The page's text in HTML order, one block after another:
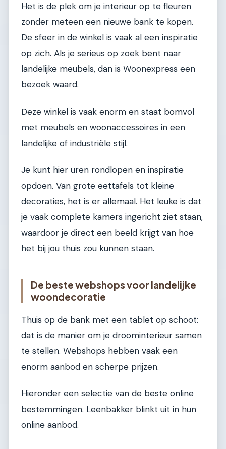
Het is de plek om je interieur op te fleuren
zonder meteen een nieuwe bank te kopen.
De sfeer in de winkel is vaak al een inspiratie
op zich. Als je serieus op zoek bent naar
landelijke meubels, dan is Woonexpress een
bezoek waard.
Deze winkel is vaak enorm en staat bomvol
met meubels en woonaccessoires in een
landelijke of industriële stijl.
Je kunt hier uren rondlopen en inspiratie
opdoen. Van grote eettafels tot kleine
decoraties, het is er allemaal. Het leuke is dat
je vaak complete kamers ingericht ziet staan,
waardoor je direct een beeld krijgt van hoe
het bij jou thuis zou kunnen staan.
De beste webshops voor landelijke
woondecoratie
Thuis op de bank met een tablet op schoot:
dat is de manier om je droominterieur samen
te stellen. Webshops hebben vaak een
enorm aanbod en scherpe prijzen.
Hieronder een selectie van de beste online
bestemmingen. Leenbakker blinkt uit in hun
online aanbod.